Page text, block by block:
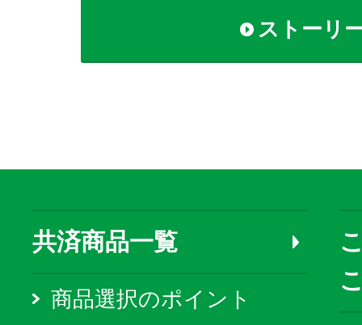
ストーリ
共済商品一覧
商品選択のポイント